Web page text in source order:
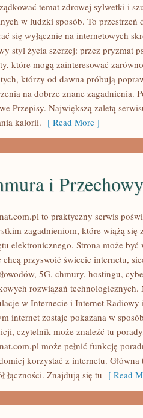
temat zdrowej sylwetki i
w ludzki sposób. To
się wyłącznie na internetowych
styl życia szerzej: przez pryzmat
które mogą zainteresować
którzy od dawna próbują
na dobrze znane zagadnienia.
Przepisy. Największą zaletą
kalorii. [ Read More ]
i
to praktyczny serwis
zagadnieniom, które wiążą się
elektronicznego. Strona może
chcą przyswoić świecie internetu,
5G, chmury, hostingu,
rozwiązań technologicznych.
w Internecie i Internet
internet zostaje pokazana w
czytelnik może znaleźć tu
może pełnić funkcję
korzystać z internetu.
łączności. Znajdują się tu [ Read